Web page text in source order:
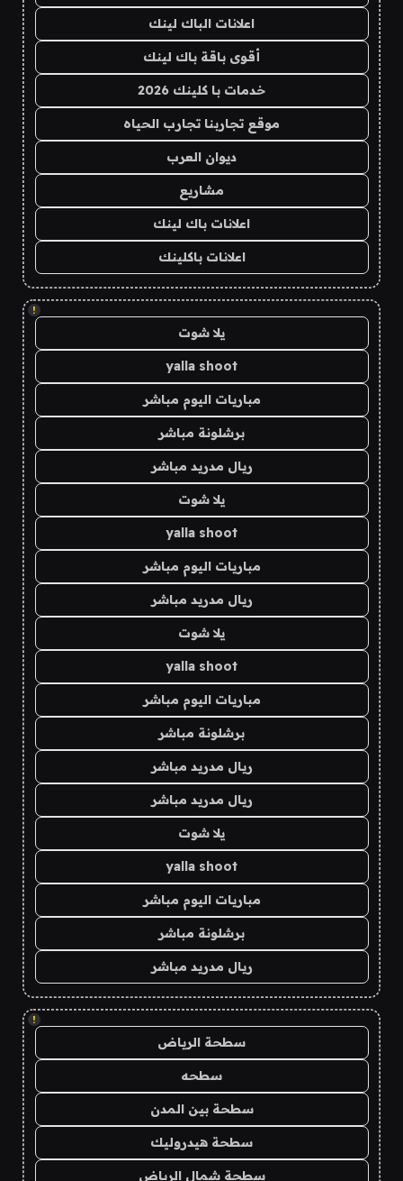
اعلانات الباك لينك
أقوى باقة باك لينك
خدمات با كلينك 2026
موقع تجاربنا تجارب الحياه
ديوان العرب
مشاريع
اعلانات باك لينك
اعلانات باكلينك
!
يلا شوت
yalla shoot
مباريات اليوم مباشر
برشلونة مباشر
ريال مدريد مباشر
يلا شوت
yalla shoot
مباريات اليوم مباشر
ريال مدريد مباشر
يلا شوت
yalla shoot
مباريات اليوم مباشر
برشلونة مباشر
ريال مدريد مباشر
ريال مدريد مباشر
يلا شوت
yalla shoot
مباريات اليوم مباشر
برشلونة مباشر
ريال مدريد مباشر
!
سطحة الرياض
سطحه
سطحة بين المدن
سطحة هيدروليك
سطحة شمال الرياض